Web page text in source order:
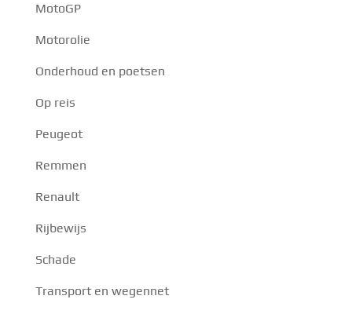
MotoGP
Motorolie
Onderhoud en poetsen
Op reis
Peugeot
Remmen
Renault
Rijbewijs
Schade
Transport en wegennet